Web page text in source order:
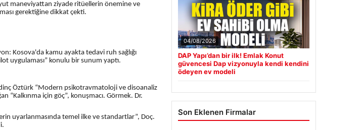
maneviyattan ziyade ritüellerin önemine ve
gerektiğine dikkat çekti.
Kosova'da kamu ayakta tedavi ruh sağlığı
uygulaması” konulu bir sunum yaptı.
Öztürk “Modern psikotravmatoloji ve disoanaliz
“Kalkınma için göç”, konuşmacı. Görmek. Dr.
uyarlanmasında temel ilke ve standartlar”, Doç.
04/08/2026
DAP Yapı’dan bir ilk! Emlak Konut
güvencesi Dap vizyonuyla kendi kendini
ödeyen ev modeli
Son Eklenen Firmalar